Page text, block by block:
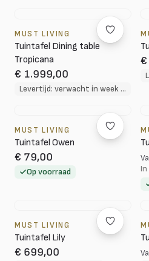
MUST LIVING
Tuintafel Dining table
Tropicana
€ 1.999,00
Levertijd: verwacht in week 32
€
MUST LIVING
Tuintafel Owen
€ 79,00
Op voorraad
In
MUST LIVING
Tuintafel Lily
€ 699,00